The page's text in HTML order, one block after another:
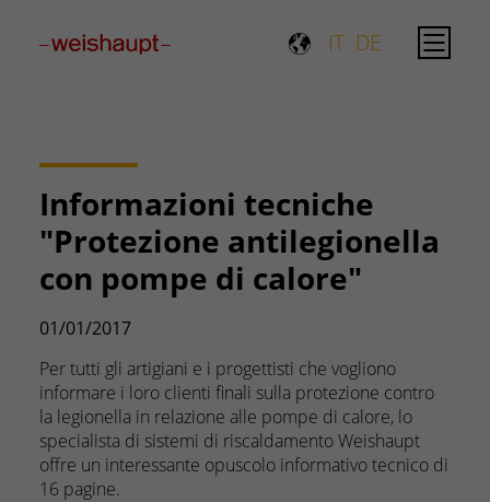
IT DE
Informazioni tecniche
"Protezione antilegionella
con pompe di calore"
01/01/2017
Per tutti gli artigiani e i progettisti che vogliono
informare i loro clienti finali sulla protezione contro
la legionella in relazione alle pompe di calore, lo
specialista di sistemi di riscaldamento Weishaupt
offre un interessante opuscolo informativo tecnico di
16 pagine.